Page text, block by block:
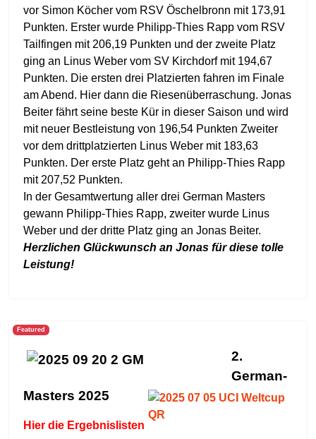
vor Simon Köcher vom RSV Öschelbronn mit 173,91
Punkten. Erster wurde Philipp-Thies Rapp vom RSV
Tailfingen mit 206,19 Punkten und der zweite Platz
ging an Linus Weber vom SV Kirchdorf mit 194,67
Punkten. Die ersten drei Platzierten fahren im Finale
am Abend. Hier dann die Riesenüberraschung. Jonas
Beiter fährt seine beste Kür in dieser Saison und wird
mit neuer Bestleistung von 196,54 Punkten Zweiter
vor dem drittplatzierten Linus Weber mit 183,63
Punkten. Der erste Platz geht an Philipp-Thies Rapp
mit 207,52 Punkten.
In der Gesamtwertung aller drei German Masters
gewann Philipp-Thies Rapp, zweiter wurde Linus
Weber und der dritte Platz ging an Jonas Beiter.
Herzlichen Glückwunsch an Jonas für diese tolle
Leistung!
Featured
2.
German-
Masters 2025
Hier die Ergebnislisten